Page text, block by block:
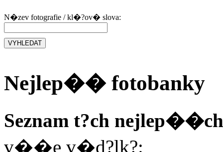
N�zev fotografie / kl�?ov� slova:
Nejlep�� fotobanky
Seznam t?ch
v��e v�d?lk?: